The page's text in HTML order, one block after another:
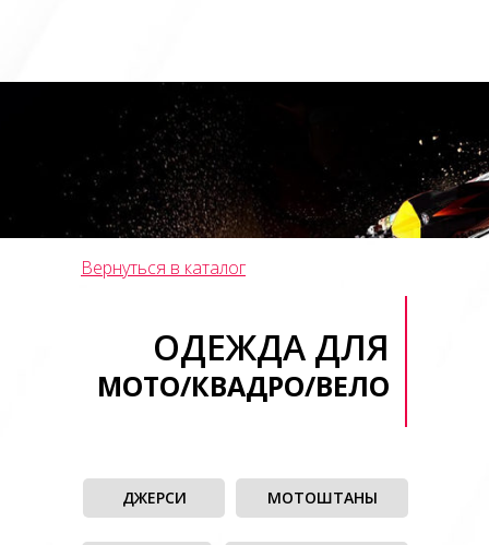
ОДЕЖДА ДЛЯ
МОТО/КВАДРО/ВЕЛО
Вернуться в каталог
ДЖЕРСИ МОТОШТАНЫ